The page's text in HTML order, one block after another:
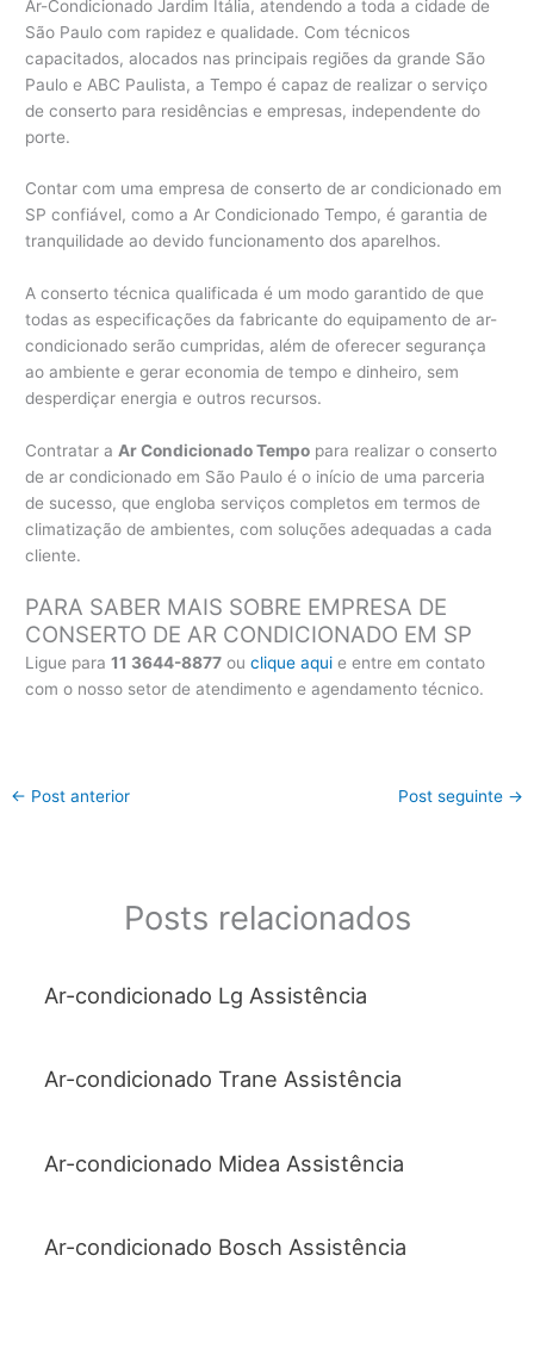
Ar-Condicionado Jardim Itália, atendendo a toda a cidade de
São Paulo com rapidez e qualidade. Com técnicos
capacitados, alocados nas principais regiões da grande São
Paulo e ABC Paulista, a Tempo é capaz de realizar o serviço
de conserto para residências e empresas, independente do
porte.
Contar com uma empresa de conserto de ar condicionado em
SP confiável, como a Ar Condicionado Tempo, é garantia de
tranquilidade ao devido funcionamento dos aparelhos.
A conserto técnica qualificada é um modo garantido de que
todas as especificações da fabricante do equipamento de ar-
condicionado serão cumpridas, além de oferecer segurança
ao ambiente e gerar economia de tempo e dinheiro, sem
desperdiçar energia e outros recursos.
Contratar a Ar Condicionado Tempo para realizar o conserto
de ar condicionado em São Paulo é o início de uma parceria
de sucesso, que engloba serviços completos em termos de
climatização de ambientes, com soluções adequadas a cada
cliente.
PARA SABER MAIS SOBRE EMPRESA DE
CONSERTO DE AR CONDICIONADO EM SP
Ligue para11 3644-8877 ouclique aqui e entre em contato
com o nosso setor de atendimento e agendamento técnico.
← Post anterior Post seguinte →
Posts relacionados
Ar-condicionado Lg Assistência
Ar-condicionado Trane Assistência
Ar-condicionado Midea Assistência
Ar-condicionado Bosch Assistência